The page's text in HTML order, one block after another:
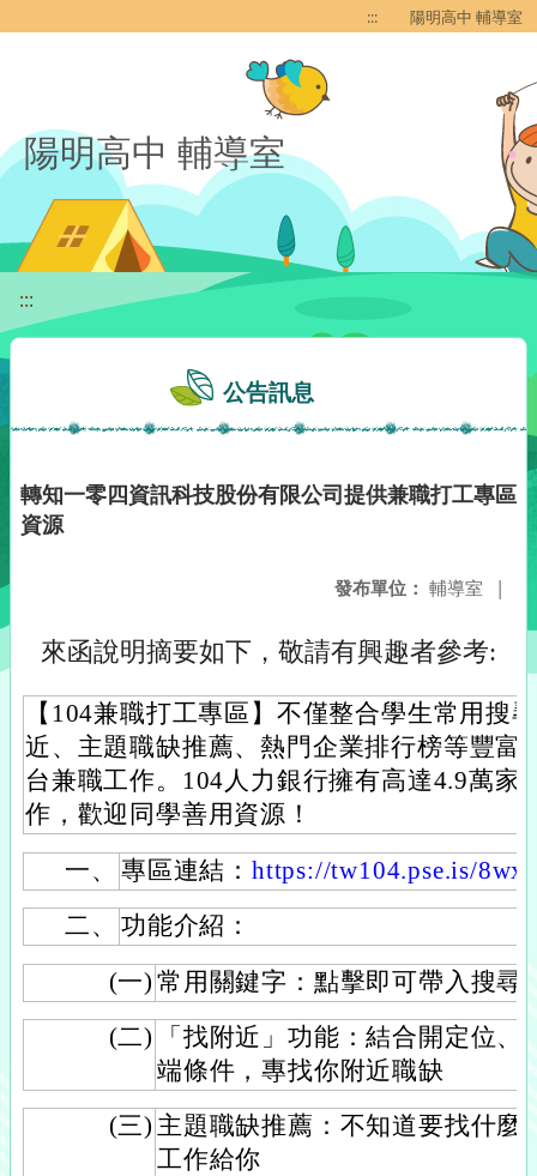
::: 陽明高中 輔導室
陽明高中 輔導室
:::
公告訊息
轉知一零四資訊科技股份有限公司提供兼職打工專區
資源
發布單位： 輔導室 |
來函說明摘要如下，敬請有興趣者參考:
【104兼職打工專區】不僅整合學生常用搜
近、主題職缺推薦、熱門企業排行榜等豐富
台兼職工作。104人力銀行擁有高達4.9萬家
作，歡迎同學善用資源！
一、
專區連結： https://tw104.pse.is/
二、
功能介紹：
(一) 常用關鍵字：點擊即可帶入搜尋
(二)
「找附近」功能：結合開定位
端條件，專找你附近職缺
(三) 主題職缺推薦：不知道要找什麼
工作給你